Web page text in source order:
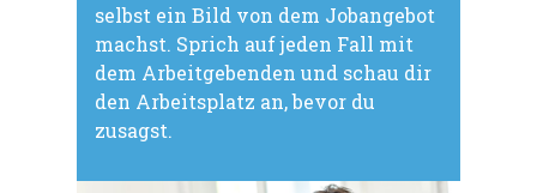
selbst ein Bild von dem Jobangebot
machst. Sprich auf jeden Fall mit
dem Arbeitgebenden und schau dir
den Arbeitsplatz an, bevor du
zusagst.